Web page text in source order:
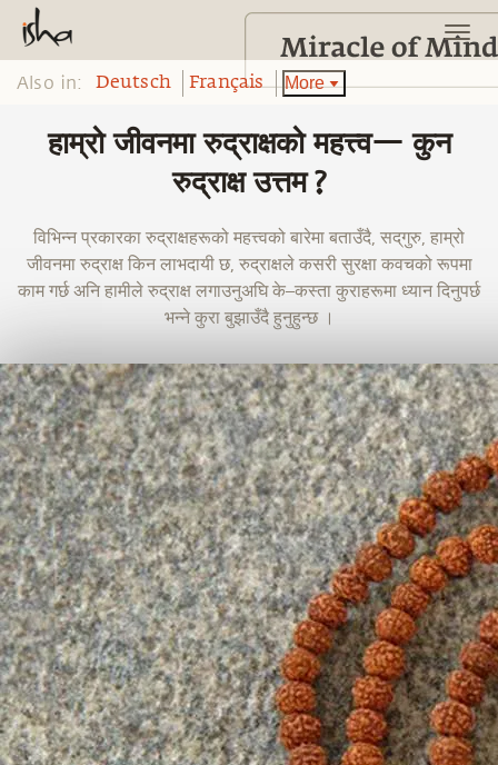
Also in: Deutsch Français More
हाम्रो जीवनमा रुद्राक्षको महत्त्व— कुन
रुद्राक्ष उत्तम ?
विभिन्न प्रकारका रुद्राक्षहरूको महत्त्वको बारेमा बताउँदै, सद्‌गुरु, हाम्रो
जीवनमा रुद्राक्ष किन लाभदायी छ, रुद्राक्षले कसरी सुरक्षा कवचको रूपमा
काम गर्छ अनि हामीले रुद्राक्ष लगाउनुअघि के–कस्ता कुराहरूमा ध्यान दिनुपर्छ
भन्ने कुरा बुझाउँदै हुनुहुन्छ ।